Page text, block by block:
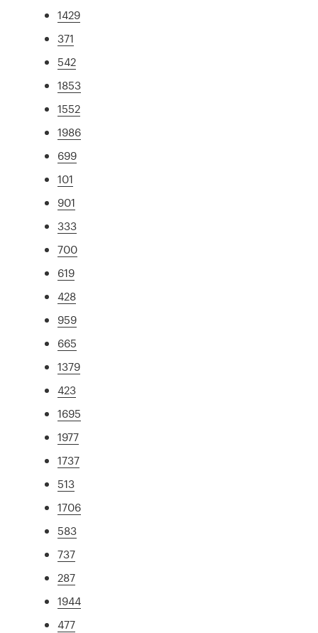
1429
371
542
1853
1552
1986
699
101
901
333
700
619
428
959
665
1379
423
1695
1977
1737
513
1706
583
737
287
1944
477